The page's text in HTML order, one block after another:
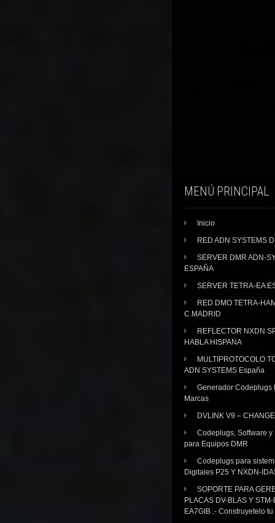
MENÚ PRINCIPAL
Inicio
RED ADN SYSTEMS
SERVER DMR ADN-
ESPAÑA
SERVER TETRA-EA
RED DMO TETRA-
C.MADRID
REFLECTOR NXDN
HABLA HISPANA
MULTIPROTOCOLO
ADN SYSTEMS España
Generador Codeplugs
Marcas
DVLINK V9 –
Codeplugs, Software y
para Equipos DMR
Codeplugs para
Digitales P25 Y NXDN-
SOPORTE PARA
PLACAS DV-BLAS Y
EA7GIB .- Construyetelo